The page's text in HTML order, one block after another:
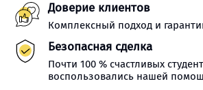
Доверие клиентов
Комплексный подход и
Безопасная сделка
Почти 100 % счастливых
воспользовались нашей